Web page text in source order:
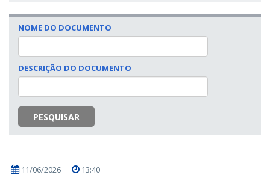
NOME DO DOCUMENTO
DESCRIÇÃO DO DOCUMENTO
PESQUISAR
11/06/2026 13:40